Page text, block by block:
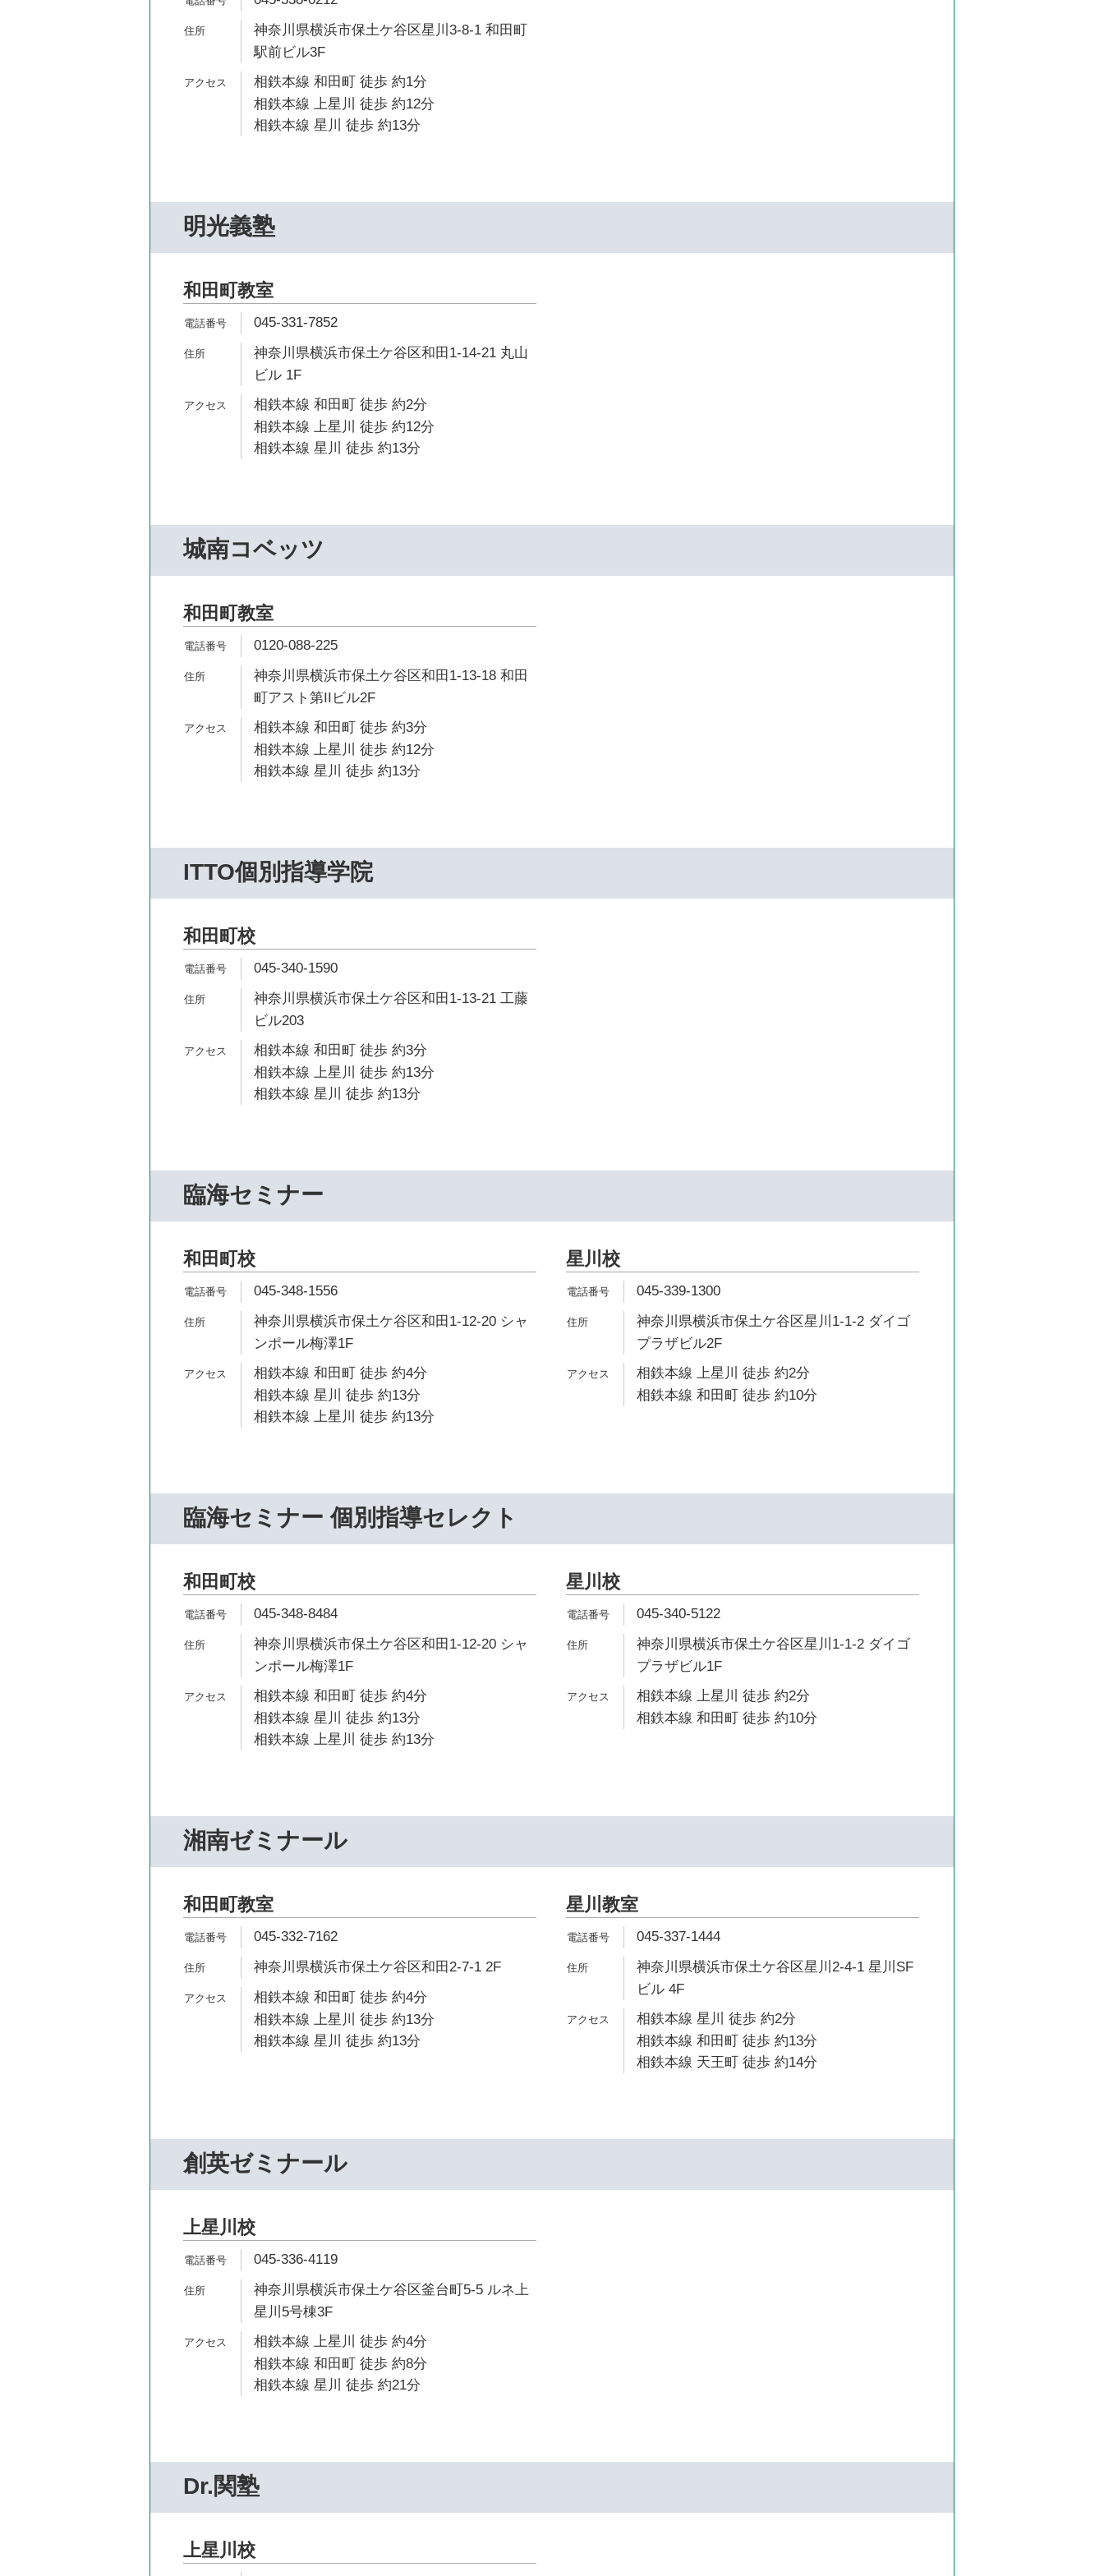
神奈川県横浜市保土ケ谷区星川3-8-1 和田町
駅前ビル3F
相鉄本線 和田町 徒歩 約1分
相鉄本線 上星川 徒歩 約12分
相鉄本線 星川 徒歩 約13分
明光義塾
和田町教室
045-331-7852
神奈川県横浜市保土ケ谷区和田1-14-21 丸山
ビル 1F
相鉄本線 和田町 徒歩 約2分
相鉄本線 上星川 徒歩 約12分
相鉄本線 星川 徒歩 約13分
城南コベッツ
和田町教室
0120-088-225
神奈川県横浜市保土ケ谷区和田1-13-18 和田
町アスト第IIビル2F
相鉄本線 和田町 徒歩 約3分
相鉄本線 上星川 徒歩 約12分
相鉄本線 星川 徒歩 約13分
ITTO個別指導学院
和田町校
045-340-1590
神奈川県横浜市保土ケ谷区和田1-13-21 工藤
ビル203
相鉄本線 和田町 徒歩 約3分
相鉄本線 上星川 徒歩 約13分
相鉄本線 星川 徒歩 約13分
臨海セミナー
和田町校
045-348-1556
神奈川県横浜市保土ケ谷区和田1-12-20 シャ
ンポール梅澤1F
相鉄本線 和田町 徒歩 約4分
相鉄本線 星川 徒歩 約13分
相鉄本線 上星川 徒歩 約13分
星川校
045-339-1300
神奈川県横浜市保土ケ谷区星川1-1-2 ダイゴ
プラザビル2F
相鉄本線 上星川 徒歩 約2分
相鉄本線 和田町 徒歩 約10分
臨海セミナー 個別指導セレクト
和田町校
045-348-8484
神奈川県横浜市保土ケ谷区和田1-12-20 シャ
ンポール梅澤1F
相鉄本線 和田町 徒歩 約4分
相鉄本線 星川 徒歩 約13分
相鉄本線 上星川 徒歩 約13分
星川校
045-340-5122
神奈川県横浜市保土ケ谷区星川1-1-2 ダイゴ
プラザビル1F
相鉄本線 上星川 徒歩 約2分
相鉄本線 和田町 徒歩 約10分
湘南ゼミナール
和田町教室
045-332-7162
神奈川県横浜市保土ケ谷区和田2-7-1 2F
相鉄本線 和田町 徒歩 約4分
相鉄本線 上星川 徒歩 約13分
相鉄本線 星川 徒歩 約13分
星川教室
045-337-1444
神奈川県横浜市保土ケ谷区星川2-4-1 星川SF
ビル 4F
相鉄本線 星川 徒歩 約2分
相鉄本線 和田町 徒歩 約13分
相鉄本線 天王町 徒歩 約14分
創英ゼミナール
上星川校
045-336-4119
神奈川県横浜市保土ケ谷区釜台町5-5 ルネ上
星川5号棟3F
相鉄本線 上星川 徒歩 約4分
相鉄本線 和田町 徒歩 約8分
相鉄本線 星川 徒歩 約21分
Dr.関塾
上星川校